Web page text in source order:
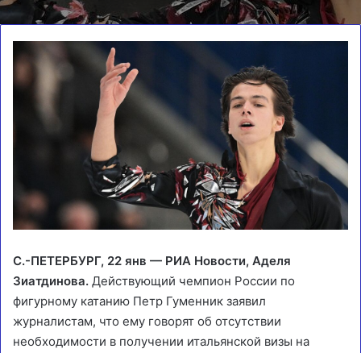
С.-ПЕТЕРБУРГ, 22 янв — РИА Новости, Аделя
Зиатдинова. Действующий чемпион России по
фигурному катанию Петр Гуменник заявил
журналистам, что ему говорят об отсутствии
необходимости в получении итальянской визы на